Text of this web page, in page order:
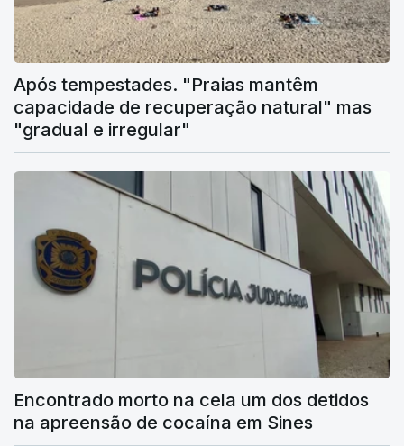
Após tempestades. "Praias mantêm
capacidade de recuperação natural" mas
"gradual e irregular"
Encontrado morto na cela um dos detidos
na apreensão de cocaína em Sines